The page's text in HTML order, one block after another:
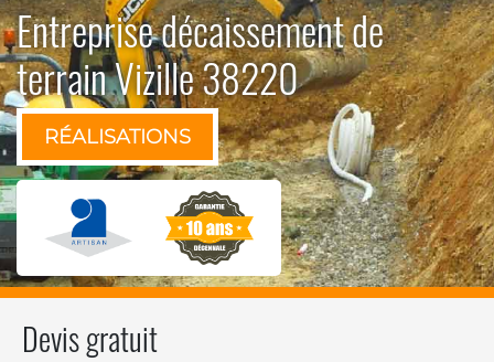
Entreprise décaissement de
terrain Vizille 38220
RÉALISATIONS
Devis gratuit